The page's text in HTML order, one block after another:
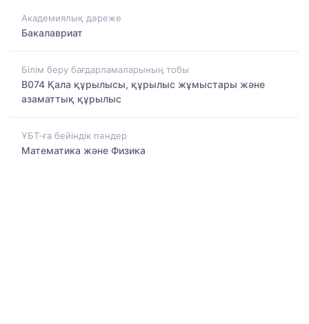
Академиялық дәреже
Бакалавриат
Білім беру бағдарламаларының тобы
B074 Қала құрылысы, құрылыс жұмыстары және
азаматтық құрылыс
ҰБТ-ға бейіндік пәндер
Математика және Физика